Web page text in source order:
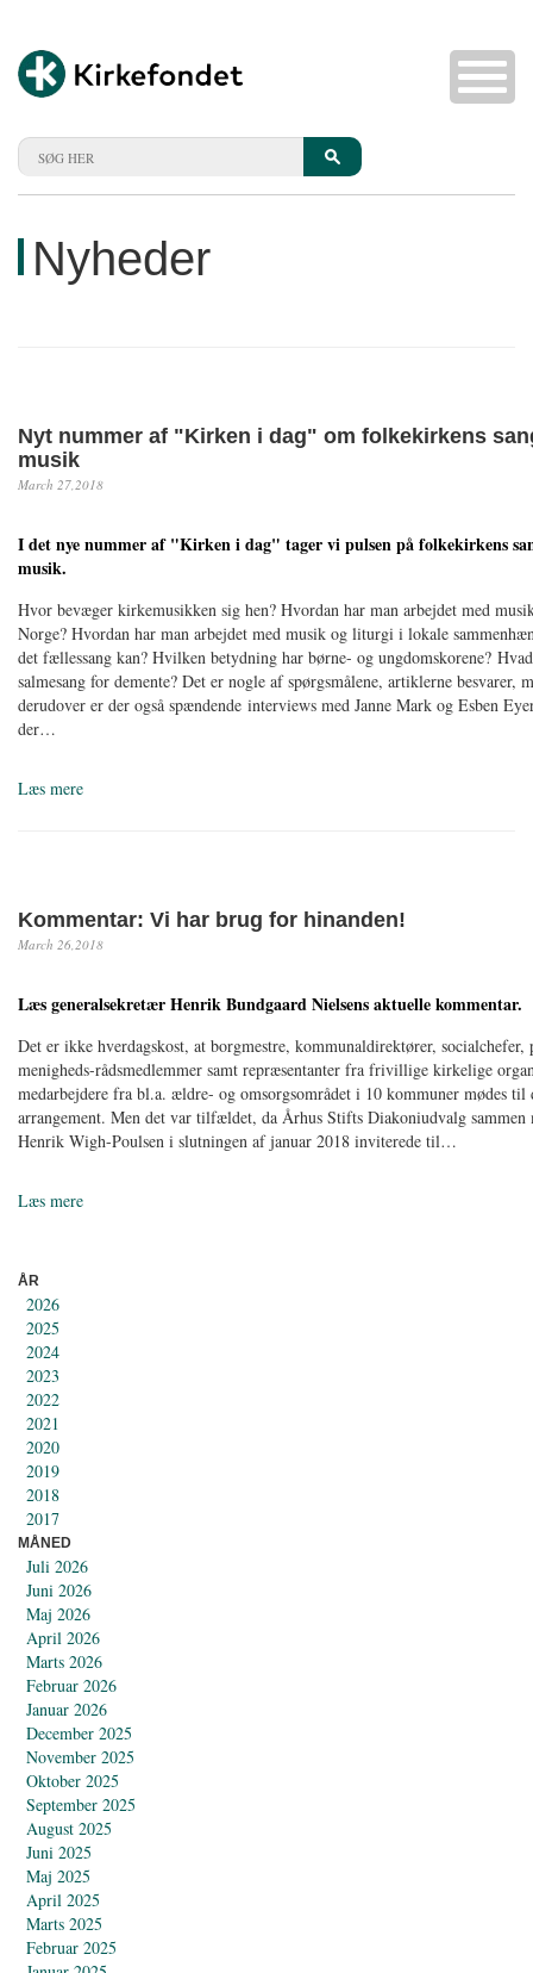
Nyheder
Nyt nummer af "Kirken i dag" om folkekirkens
musik
March 27,2018
I det nye nummer af "Kirken i dag" tager vi pulsen på folkekirkens
musik.
Hvor bevæger kirkemusikken sig hen? Hvordan har man arbejdet med
Norge? Hvordan har man arbejdet med musik og liturgi i lokale
det fællessang kan? Hvilken betydning har børne- og ungdomskorene?
salmesang for demente? Det er nogle af spørgsmålene, artiklerne besvarer,
derudover er der også spændende interviews med Janne Mark og Esben
der…
Læs mere
Kommentar: Vi har brug for hinanden!
March 26,2018
Læs generalsekretær Henrik Bundgaard Nielsens aktuelle kommentar.
Det er ikke hverdagskost, at borgmestre, kommunaldirektører, socialchefer,
menigheds-rådsmedlemmer samt repræsentanter fra frivillige kirkelige
medarbejdere fra bl.a. ældre- og omsorgsområdet i 10 kommuner mødes til
arrangement. Men det var tilfældet, da Århus Stifts Diakoniudvalg sammen
Henrik Wigh-Poulsen i slutningen af januar 2018 inviterede til…
Læs mere
ÅR
2026
2025
2024
2023
2022
2021
2020
2019
2018
2017
MÅNED
Juli 2026
Juni 2026
Maj 2026
April 2026
Marts 2026
Februar 2026
Januar 2026
December 2025
November 2025
Oktober 2025
September 2025
August 2025
Juni 2025
Maj 2025
April 2025
Marts 2025
Februar 2025